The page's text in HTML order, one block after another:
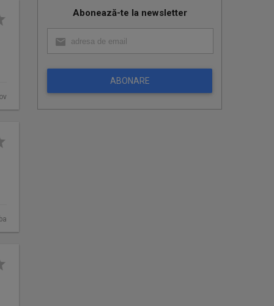
Abonează-te la newsletter
ABONARE